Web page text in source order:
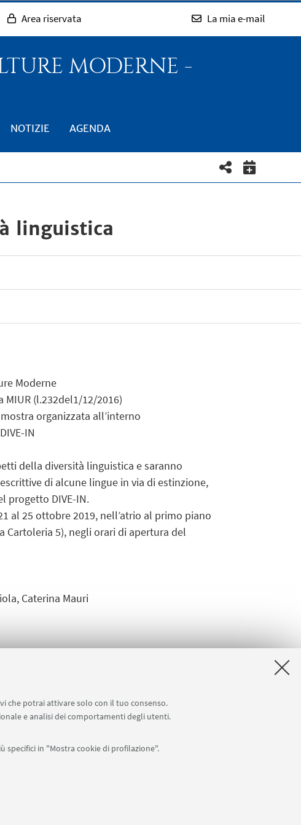
che potrai attivare solo con il tuo consenso.
e analisi dei comportamenti degli utenti.
specifici in "Mostra cookie di profilazione".
Area riservata La mia e-mail
MODERNE -
NOTIZIE AGENDA
linguistica
Moderne
(l.232del1/12/2016)
organizzata all’interno
IN
della diversità linguistica e saranno
di alcune lingue in via di estinzione,
progetto DIVE-IN.
al 25 ottobre 2019, nell’atrio al primo piano
Cartoleria 5), negli orari di apertura del
Caterina Mauri